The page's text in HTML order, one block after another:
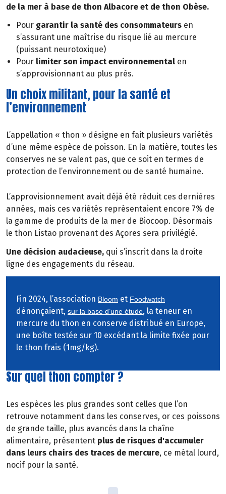
de la mer à base de thon Albacore et de thon Obèse.
Pour garantir la santé des consommateurs en
s’assurant une maîtrise du risque lié au mercure
(puissant neurotoxique)
Pour limiter son impact environnemental en
s’approvisionnant au plus près.
Un choix militant, pour la santé et
l’environnement
L’appellation « thon » désigne en fait plusieurs variétés
d’une même espèce de poisson. En la matière, toutes les
conserves ne se valent pas, que ce soit en termes de
protection de l’environnement ou de santé humaine.
L’approvisionnement avait déjà été réduit ces dernières
années, mais ces variétés représentaient encore 7% de
la gamme de produits de la mer de Biocoop. Désormais
le thon Listao provenant des Açores sera privilégié.
Une décision audacieuse, qui s’inscrit dans la droite
ligne des engagements du réseau.
Fin 2024, l’association Bloom et Foodwatch
dénonçaient, sur la base d’une étude, la teneur en
mercure du thon en conserve distribué en Europe,
une boîte testée sur 10 excédant la limite fixée pour
le thon frais (1mg/kg).
Sur quel thon compter ?
Les espèces les plus grandes sont celles que l’on
retrouve notamment dans les conserves, or ces poissons
de grande taille, plus avancés dans la chaîne
alimentaire, présentent plus de risques d'accumuler
dans leurs chairs des traces de mercure, ce métal lourd,
nocif pour la santé.